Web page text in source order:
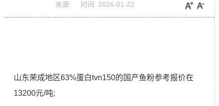
来源: 时间: 2026-01-22
山东荣成地区63%蛋白tvn150的国产鱼粉参考报价在
13200元/吨;